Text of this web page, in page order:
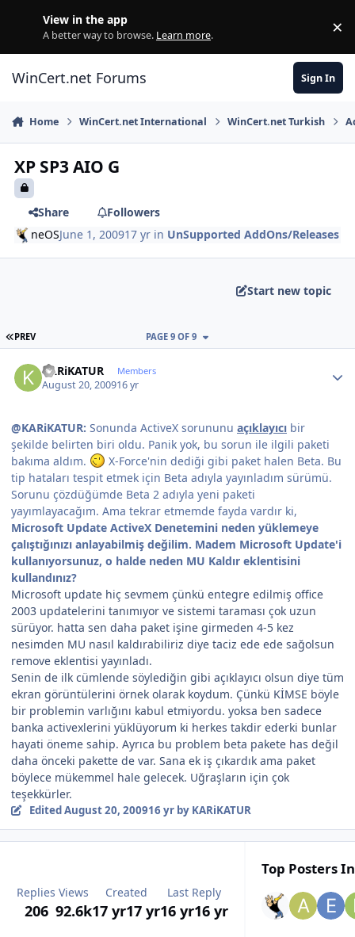
View in the app
A better way to browse. Learn more. ×
WinCert.net Forums Sign In
Home WinCert.net International WinCert.net Turkish
XP SP3 AIO G
Share
Followers
neOSJune 1, 200917 yr in UnSupported AddOns/Releases
Start new topic
FIRST PAGE
PREV PAGE 9 OF 9
KARiKATUR Members
August 20, 200916 yr
@KARiKATUR: Sonunda ActiveX sorununu açıklayıcı bir
şekilde belirten biri oldu. Panik yok, bu sorun ile ilgili paketi
bakıma aldım.
X-Force'nin dediği gibi paket halen Beta. Bu
tip hataları tespit etmek için Beta adıyla yayınladım sürümü.
Sorunu çözdüğümde Beta 2 adıyla yeni paketi
yayımlayacağım. Ama tekrar etmemde fayda vardır ki,
Microsoft Update ActiveX Denetemini neden yüklemeye
çalıştığınızı anlayabilmiş değilim. Madem Microsoft Update'i
kullanıyorsunuz, o halde neden MU Kaldır eklentisini
kullandınız?
Microsoft update hiç sevmem çünkü entegre edilmiş office
2003 updatelerini tanımıyor ve sistemi taraması çok uzun
sürüyor. hatta sen daha paket işine girmeden 4-5 kez
nesimden MU nasıl kaldırabiliriz diye taciz ede ede sağolsun
remove eklentisi yayınladı.
Senin de ilk cümlende söylediğin gibi açıklayıcı olsun diye tüm
ekran görüntülerini örnek olarak koydum. Çünkü KİMSE böyle
bir problemin varlığını kabul etmiyordu. yoksa ben sadece
banka activexlerini yüklüyorum ki herkes takdir ederki bunlar
hayati öneme sahip. Ayrıca bu problem beta pakete has değil
daha önceki pakette de var. Sana ek iş çıkardık ama paket
böylece mükemmel hale gelecek. Uğraşların için çok
teşekkürler.
EditedAugust 20, 200916 yrby KARiKATUR
Replies
206
Views
92.6k
Created
17 yr17 yr
Last Reply
16 yr16 yr
Top Posters